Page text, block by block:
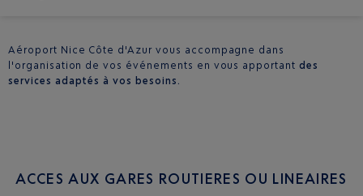
Aéroport Nice Côte d'Azur vous accompagne dans
l'organisation de vos événements en vous apportant des
services adaptés à vos besoins.
ACCES AUX GARES ROUTIERES OU LINEAIRES